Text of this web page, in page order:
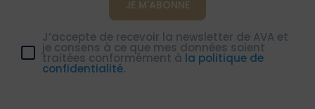
J’accepte de recevoir la newsletter de AVA et
je consens à ce que mes données soient
traitées conformément à la politique de
confidentialité.